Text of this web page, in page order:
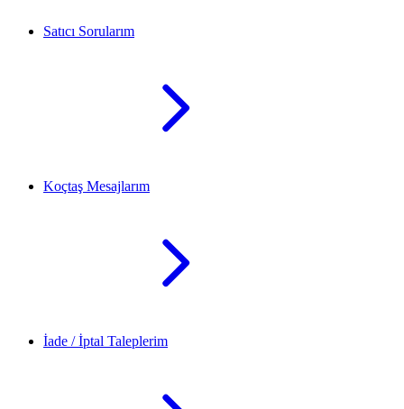
Satıcı Sorularım
Koçtaş Mesajlarım
İade / İptal Taleplerim